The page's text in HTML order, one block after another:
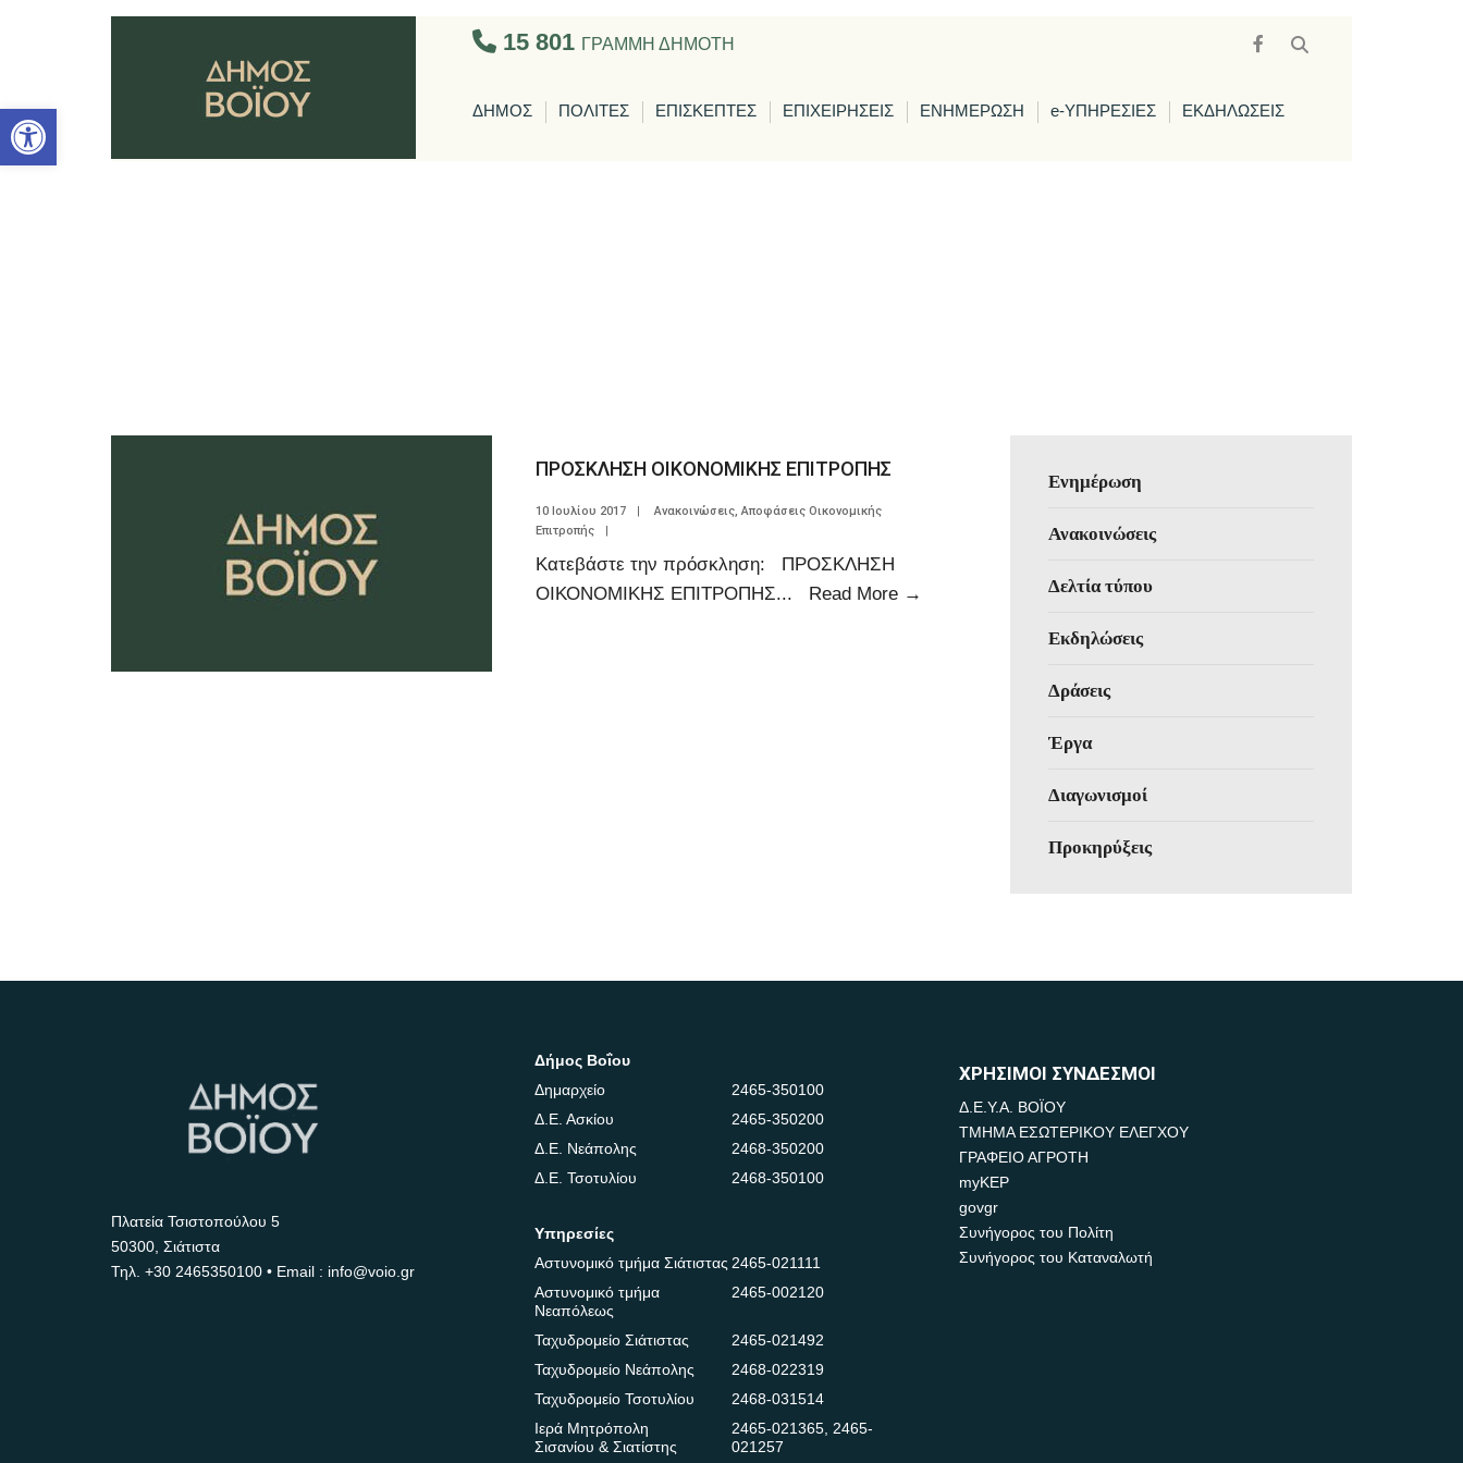
Ανοίξτε τη γραμμή εργαλείων
15 801 ΓΡΑΜΜΗ ΔΗΜΟΤΗ
ΔΗΜΟΣ ΠΟΛΙΤΕΣ ΕΠΙΣΚΕΠΤΕΣ ΕΠΙΧΕΙΡΗΣΕΙΣ ΕΝΗΜΕΡΩΣΗ e-ΥΠΗΡΕΣΙΕΣ ΕΚΔΗΛΩΣΕΙΣ
ΠΡΟΣΚΛΗΣΗ ΟΙΚΟΝΟΜΙΚΗΣ ΕΠΙΤΡΟΠΗΣ
10 Ιουλίου 2017 | Ανακοινώσεις, Αποφάσεις Οικονομικής
Επιτροπής
|
Κατεβάστε την πρόσκληση: ΠΡΟΣΚΛΗΣΗ
ΟΙΚΟΝΟΜΙΚΗΣ ΕΠΙΤΡΟΠΗΣ... Read More →
Ενημέρωση
Ανακοινώσεις
Δελτία τύπου
Εκδηλώσεις
Δράσεις
Έργα
Διαγωνισμοί
Προκηρύξεις
Πλατεία Τσιστοπούλου 5
50300, Σιάτιστα
Τηλ. +30 2465350100 • Email : info@voio.gr
Δήμος Βοΐου
Δημαρχείο
2465-350100
Δ.Ε. Ασκίου
2465-350200
Δ.Ε. Νεάπολης
2468-350200
Δ.Ε. Τσοτυλίου
2468-350100
Υπηρεσίες
Αστυνομικό τμήμα Σιάτιστας2465-021111
Αστυνομικό τμήμα
Νεαπόλεως
2465-002120
Ταχυδρομείο Σιάτιστας
2465-021492
Ταχυδρομείο Νεάπολης
2468-022319
Ταχυδρομείο Τσοτυλίου
2468-031514
Ιερά Μητρόπολη
Σισανίου & Σιατίστης
2465-021365,2465-
021257
ΧΡΗΣΙΜΟΙ ΣΥΝΔΕΣΜΟΙ
Δ.Ε.Υ.Α. ΒΟΪΟΥ
ΤΜΗΜΑ ΕΣΩΤΕΡΙΚΟΥ ΕΛΕΓΧΟΥ
ΓΡΑΦΕΙΟ ΑΓΡΟΤΗ
myKEP
govgr
Συνήγορος του Πολίτη
Συνήγορος του Καταναλωτή